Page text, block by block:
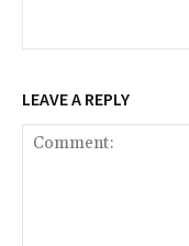
LEAVE A REPLY